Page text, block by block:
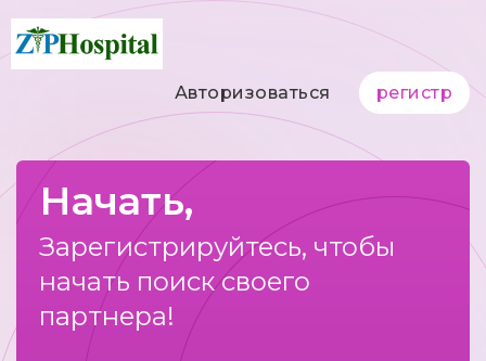
Авторизоваться регистр
Начать,
Зарегистрируйтесь, чтобы
начать поиск своего
партнера!